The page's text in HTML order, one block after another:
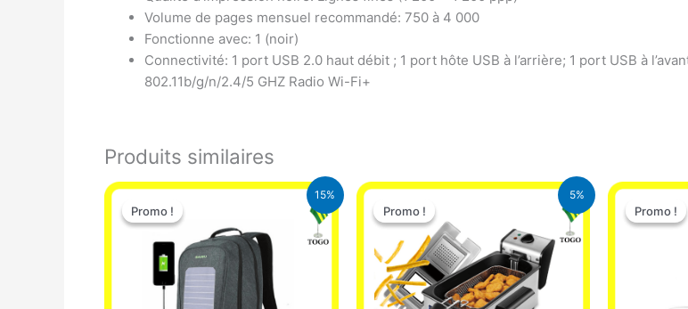
Volume de pages mensuel recommandé: 750 à 4 000
Fonctionne avec: 1 (noir)
Connectivité: 1 port USB 2.0 haut débit ; 1 port hôte USB à l’arrière; 1 port USB à
802.11b/g/n/2.4/5 GHZ Radio Wi-Fi+
Produits similaires
15%
Promo !
Promo !
Le
initial
29.500 CFA.
Le
est :
25.000 CFA.
5%
Promo !
Promo !
Le
initial
était :
39.000 CFA.
Le
est :
37.000 CFA.
Promo !
Promo !
Le